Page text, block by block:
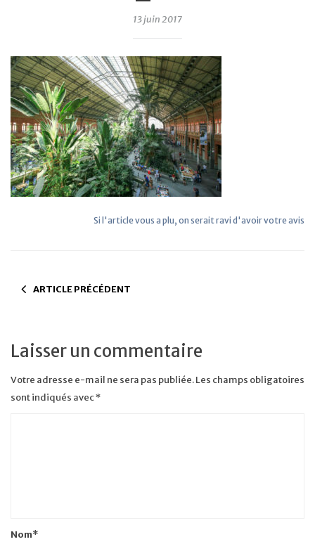
13 juin 2017
Si l'article vous a plu, on serait ravi d'avoir votre avis
ARTICLE PRÉCÉDENT
Laisser un commentaire
Votre adresse e-mail ne sera pas publiée.Les champs obligatoires
sont indiqués avec*
Nom*